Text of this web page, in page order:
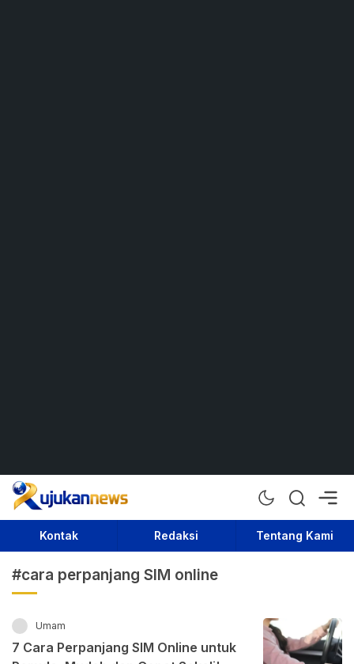
Rujukan News
Satu Rujukan Sejuta Informasi
Kontak Redaksi Tentang Kami
#cara perpanjang SIM online
Umam
7 Cara Perpanjang SIM Online untuk